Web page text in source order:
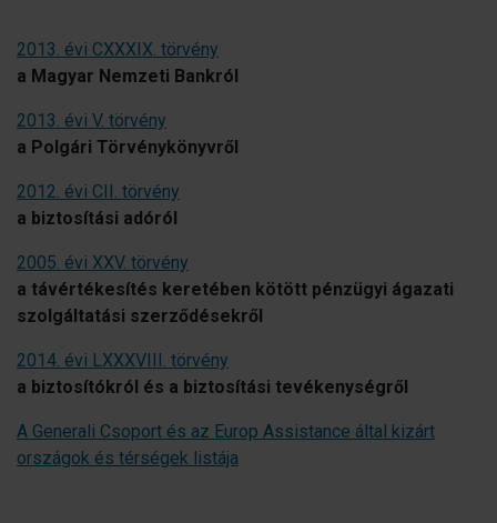
2013. évi CXXXIX. törvény
a Magyar Nemzeti Bankról
2013. évi V. törvény
a Polgári Törvénykönyvről
2012. évi CII. törvény
a biztosítási adóról
2005. évi XXV. törvény
a távértékesítés keretében kötött pénzügyi ágazati
szolgáltatási szerződésekről
2014. évi LXXXVIII. törvény
a biztosítókról és a biztosítási tevékenységről
A Generali Csoport és az Europ Assistance által kizárt
országok és térségek listája